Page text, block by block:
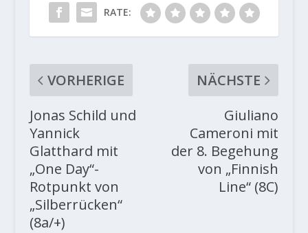
RATE:
VORHERIGE
Jonas Schild und
Yannick
Glatthard mit
„One Day“-
Rotpunkt von
„Silberrücken“
(8a/+)
NÄCHSTE
Giuliano
Cameroni mit
der 8. Begehung
von „Finnish
Line“ (8C)